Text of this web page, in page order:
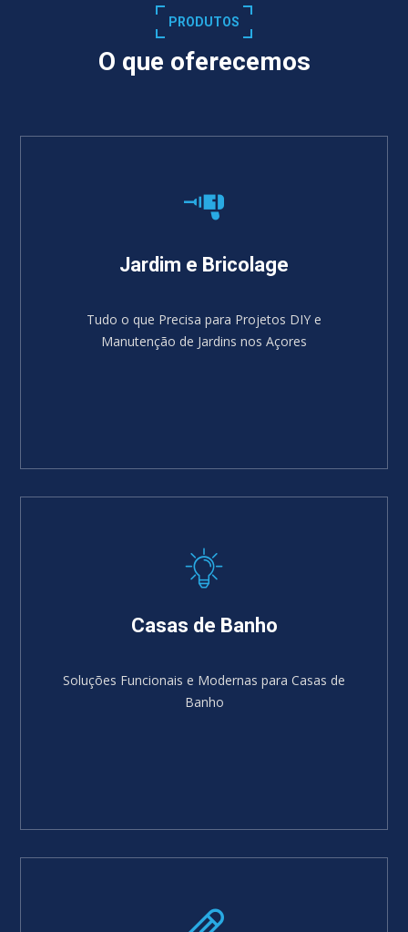
PRODUTOS
O que oferecemos
Jardim e Bricolage
Tudo o que Precisa para Projetos DIY e
Manutenção de Jardins nos Açores
Casas de Banho
Soluções Funcionais e Modernas para Casas de
Banho
SABER MAIS